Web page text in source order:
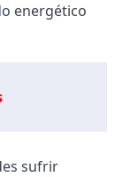
energético
sufrir